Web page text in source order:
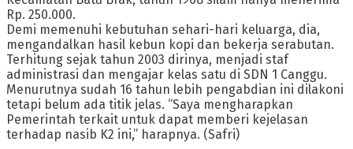
Rp. 250.000.
Demi memenuhi kebutuhan sehari-hari keluarga, dia,
mengandalkan hasil kebun kopi dan bekerja serabutan.
Terhitung sejak tahun 2003 dirinya, menjadi staf
administrasi dan mengajar kelas satu di SDN 1 Canggu.
Menurutnya sudah 16 tahun lebih pengabdian ini dilakoni
tetapi belum ada titik jelas. “Saya mengharapkan
Pemerintah terkait untuk dapat memberi kejelasan
terhadap nasib K2 ini,” harapnya. (Safri)